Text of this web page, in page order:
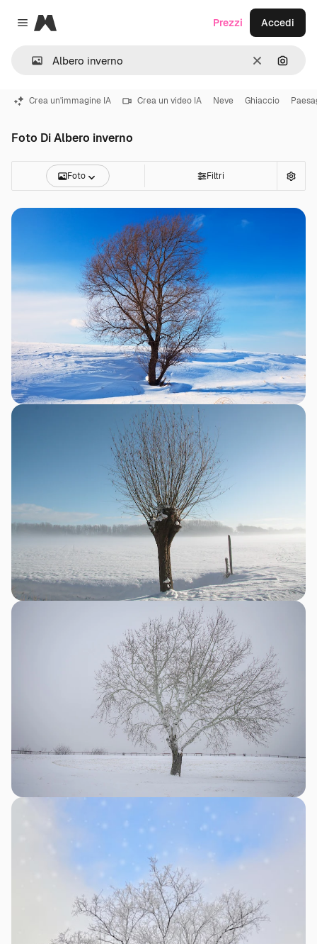
Close menu
Magnific
CancellaCerca
Prezzi Accedi
Crea un'immagine IA Crea un video IA Neve Ghiaccio
Foto Di Albero inverno
Foto Filtri